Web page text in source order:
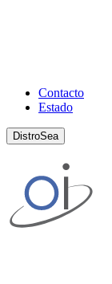
Contacto
Estado
DistroSea